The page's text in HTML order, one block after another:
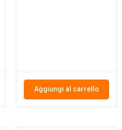
Aggiungi al carrello